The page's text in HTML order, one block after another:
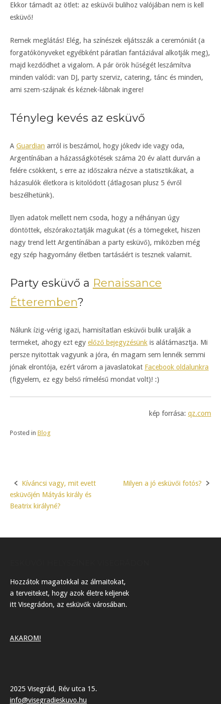
Ekkor támadt az ötlet: az esküvői bulihoz valójában nem is kell
esküvő!
Remek meglátás! Elég, ha színészek eljátsszák a ceremóniát (a
forgatókönyveket egyébként páratlan fantáziával alkotják meg),
majd kezdődhet a vigalom. A pár örök hűségét leszámítva
minden valódi: van DJ, party szerviz, catering, tánc és minden,
ami szem-szájnak és kéznek-lábnak ingere!
Tényleg kevés az esküvő
A Guardian arról is beszámol, hogy jókedv ide vagy oda,
Argentínában a házasságkötések száma 20 év alatt durván a
felére csökkent, s erre az időszakra nézve a statisztikákat, a
házasulók életkora is kitolódott (átlagosan plusz 5 évről
beszélhetünk).
Ilyen adatok mellett nem csoda, hogy a néhányan úgy
döntöttek, elszórakoztatják magukat (és a tömegeket, hiszen
nagy trend lett Argentínában a party esküvő), miközben még
egy szép hagyomány életben tartásáért is tesznek valamit.
Party esküvő a Renaissance
Étteremben?
Nálunk ízig-vérig igazi, hamisítatlan esküvői bulik uralják a
termeket, ahogy ezt egy előző bejegyzésünk is alátámasztja. Mi
persze nyitottak vagyunk a jóra, én magam sem lennék semmi
jónak elrontója, ezért várom a javaslatokat Facebook oldalunkra
(figyelem, ez egy belső rímelésű mondat volt)! :)
kép forrása: qz.com
Posted in Blog
Post
navigation
Kíváncsi vagy, mit evett
esküvőjén Mátyás király és
Beatrix királyné?
Milyen a jó esküvői fotós?
Hozzátok magatokkal az álmaitokat,
a terveiteket, hogy azok életre keljenek
itt Visegrádon, az esküvők városában.
AKAROM!
2025 Visegrád, Rév utca 15.
info@visegradieskuvo.hu